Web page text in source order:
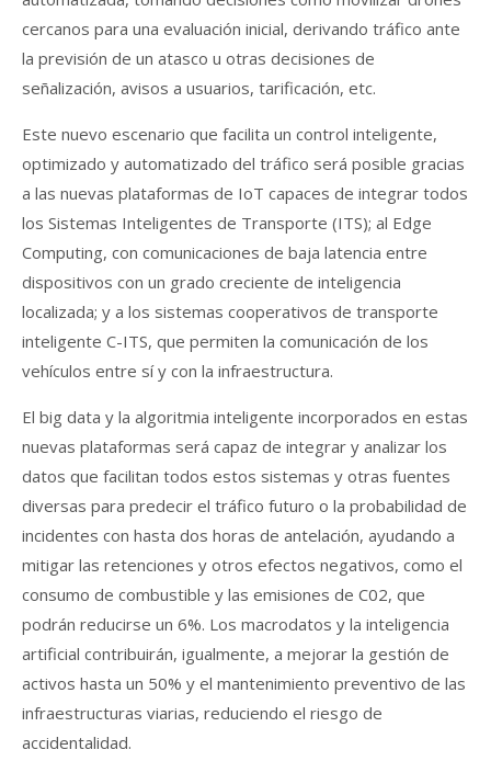
cercanos para una evaluación inicial, derivando tráfico ante
la previsión de un atasco u otras decisiones de
señalización, avisos a usuarios, tarificación, etc.
Este nuevo escenario que facilita un control inteligente,
optimizado y automatizado del tráfico será posible gracias
a las nuevas plataformas de IoT capaces de integrar todos
los Sistemas Inteligentes de Transporte (ITS); al Edge
Computing, con comunicaciones de baja latencia entre
dispositivos con un grado creciente de inteligencia
localizada; y a los sistemas cooperativos de transporte
inteligente C-ITS, que permiten la comunicación de los
vehículos entre sí y con la infraestructura.
El big data y la algoritmia inteligente incorporados en estas
nuevas plataformas será capaz de integrar y analizar los
datos que facilitan todos estos sistemas y otras fuentes
diversas para predecir el tráfico futuro o la probabilidad de
incidentes con hasta dos horas de antelación, ayudando a
mitigar las retenciones y otros efectos negativos, como el
consumo de combustible y las emisiones de C02, que
podrán reducirse un 6%. Los macrodatos y la inteligencia
artificial contribuirán, igualmente, a mejorar la gestión de
activos hasta un 50% y el mantenimiento preventivo de las
infraestructuras viarias, reduciendo el riesgo de
accidentalidad.